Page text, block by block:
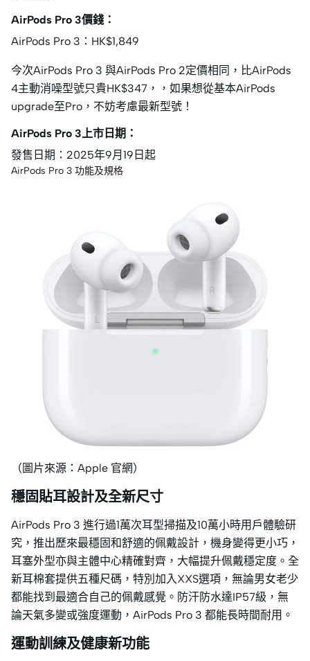
AirPods Pro 3價錢：
AirPods Pro 3：HK$1,849
今次AirPods Pro 3 與AirPods Pro 2定價相同，比AirPods
4主動消噪型號只貴HK$347，，如果想從基本AirPods
upgrade至Pro，不妨考慮最新型號！
AirPods Pro 3上市日期：
發售日期：2025年9月19日起
AirPods Pro 3 功能及規格
（圖片來源：Apple 官網）
穩固貼耳設計及全新尺寸
AirPods Pro 3 進行過1萬次耳型掃描及10萬小時用戶體驗研
究，推出歷來最穩固和舒適的佩戴設計，機身變得更小巧，
耳塞外型亦與主體中心精確對齊，大幅提升佩戴穩定度。全
新耳棉套提供五種尺碼，特別加入XXS選項，無論男女老少
都能找到最適合自己的佩戴感覺。防汗防水達IP57級，無
論天氣多變或強度運動，AirPods Pro 3 都能長時間耐用。
運動訓練及健康新功能